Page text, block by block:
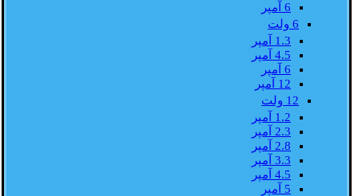
6 آمپر
6 ولت
1.3 آمپر
4.5 آمپر
6 آمپر
12 آمپر
12 ولت
1.2 آمپر
2.3 آمپر
2.8 آمپر
3.3 آمپر
4.5 آمپر
5 آمپر